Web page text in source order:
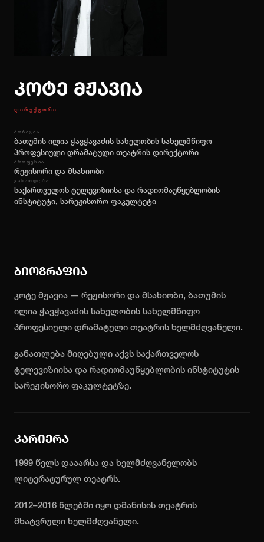
ᲡᲘᲐᲮᲚᲔᲔᲑᲘ
ᲑᲘᲚᲔᲗᲘᲡ ᲨᲔᲫᲔᲜᲐ
კოტე მჟავია
ᲓᲘᲠᲔᲥᲢᲝᲠᲘ
ᲞᲝᲖᲘᲪᲘᲐ
ბათუმის ილია ჭავჭავაძის სახელობის სახელმწიფო
პროფესიული დრამატული თეატრის დირექტორი
ᲞᲠᲝᲤᲔᲡᲘᲐ
რეჟისორი და მსახიობი
ᲒᲐᲜᲐᲗᲚᲔᲑᲐ
საქართველოს ტელევიზიისა და რადიომაუწყებლობის
ინსტიტუტი, სარეჟისორო ფაკულტეტი
ბიოგრაფია
კოტე მჟავია — რეჟისორი და მსახიობი, ბათუმის
ილია ჭავჭავაძის სახელობის სახელმწიფო
პროფესიული დრამატული თეატრის ხელმძღვანელი.
განათლება მიღებული აქვს საქართველოს
ტელევიზიისა და რადიომაუწყებლობის ინსტიტუტის
სარეჟისორო ფაკულტეტზე.
კარიერა
1999 წელს დააარსა და ხელმძღვანელობს
ლიტერატურულ თეატრს.
2012–2016 წლებში იყო დმანისის თეატრის
მხატვრული ხელმძღვანელი.